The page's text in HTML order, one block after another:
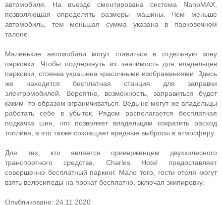
автомобиля. На въезде смонтирована система NanoMAХ,
позволяющая определять размеры машины. Чем меньше
автомобиль, тем меньшая сумма указана в парковочном
талоне.
Маленькие автомобили могут ставиться в отдельную зону
парковки. Чтобы подчеркнуть их значимость для владельцев
парковки, стоянка украшена красочными изображениями. Здесь
же находится бесплатная станция для заправки
электромобилей. Вероятно, возможность, заправиться будет
каким- то образом ограничиваться. Ведь не могут же владельцы
работать себе в убыток. Рядом располагается бесплатная
подкачка шин, что позволяет владельцам сократить расход
топлива, а это также сокращает вредные выбросы в атмосферу.
Для тех, кто является приверженцем двухколесного
транспортного средства, Charles Hotel предоставляет
совершенно бесплатный паркинг. Мало того, гости отеля могут
взять велосипеды на прокат бесплатно, включая экипировку.
Опубликовано: 24.11.2020